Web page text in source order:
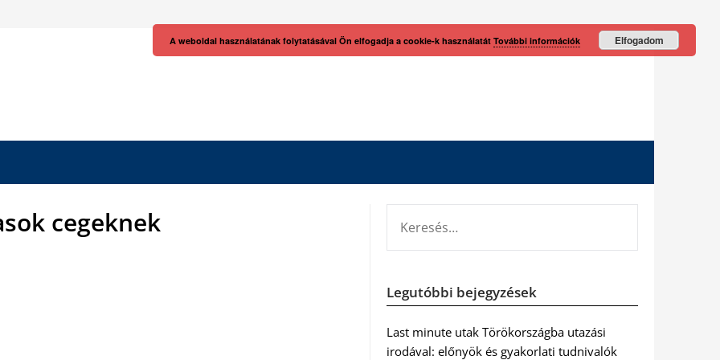
cegeknek
Legutóbbi bejegyzések
Last minute utak Törökországba utazási
irodával: előnyök és gyakorlati tudnivalók
A weboldal használatának folytatásával Ön elfogadja a cookie-k használatát További információk Elfogadom